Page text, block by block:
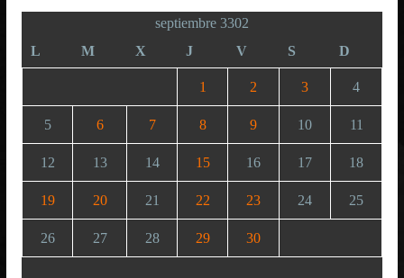
septiembre 3302
L
M X J V S D
1 2 3 4
5 6 7 8 9 10 11
12 13 14 15 16 17 18
19 20 21 22 23 24 25
26 27 28 29 30